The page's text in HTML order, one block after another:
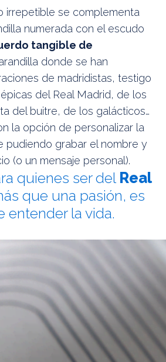
irrepetible se complementa
numerada con el escudo
tangible de
donde se han
de madridistas, testigo
del Real Madrid, de los
del buitre, de los galácticos…
la opción de personalizar la
pudiendo grabar el nombre y
(o un mensaje personal).
quienes ser del Real
que una pasión, es
entender la vida.